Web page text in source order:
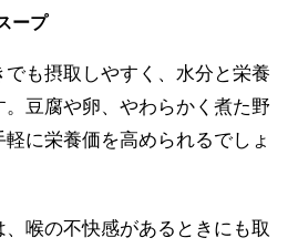
ープ
も摂取しやすく、水分と栄養
豆腐や卵、やわらかく煮た野
に栄養価を高められるでしょ
喉の不快感があるときにも取